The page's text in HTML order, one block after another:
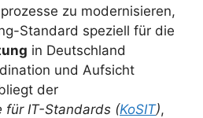
zu modernisieren,
Standard speziell für die
in Deutschland
und Aufsicht
der
für IT-Standards (KoSIT),